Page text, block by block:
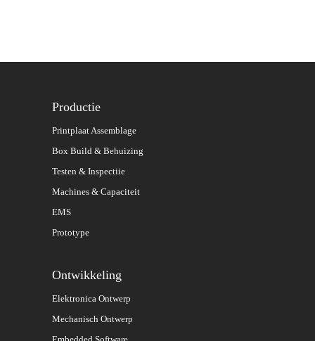
Productie
Printplaat Assemblage
Box Build & Behuizing
Testen & Inspectiie
Machines & Capaciteit
EMS
Prototype
Ontwikkeling
Elektronica Ontwerp
Mechanisch Ontwerp